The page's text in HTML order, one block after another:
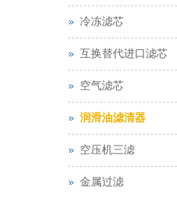
冷冻滤芯
互换替代进口滤芯
空气滤芯
润滑油滤清器
空压机三滤
金属过滤